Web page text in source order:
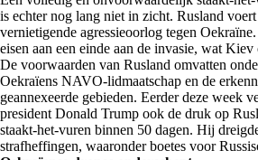
is echter nog lang niet in zicht. Rusland
vernietigende agressieoorlog tegen
eisen aan een einde aan de invasie, wat
De voorwaarden van Rusland omvatten
Oekraïens NAVO-lidmaatschap en de
geannexeerde gebieden. Eerder deze week
president Donald Trump ook de druk op
staakt-het-vuren binnen 50 dagen. Hij
strafheffingen, waaronder boetes voor